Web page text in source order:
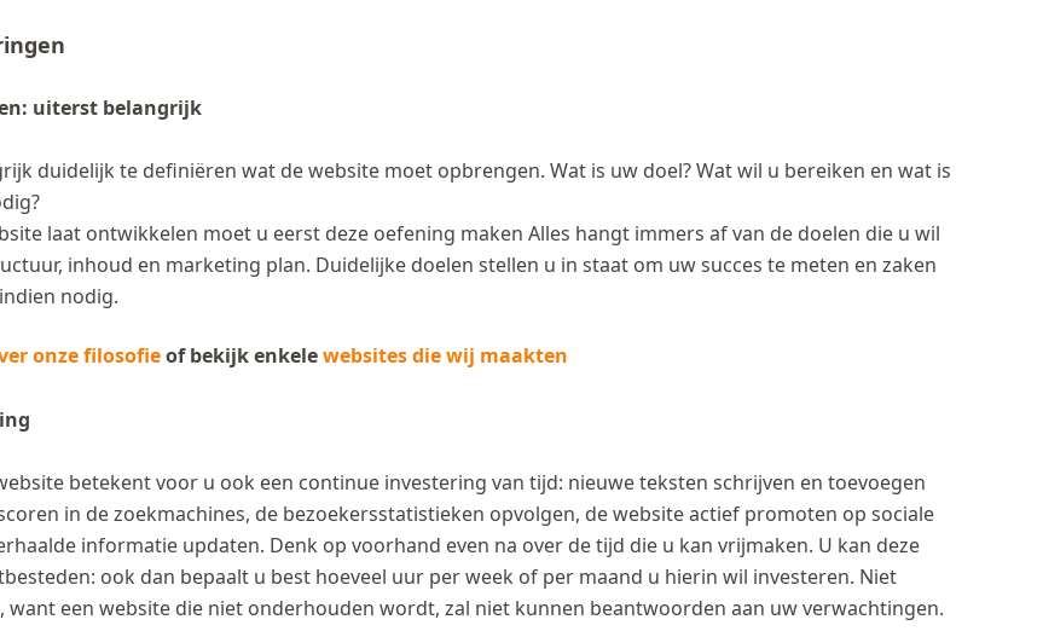
uiterst belangrijk
duidelijk te definiëren wat de website moet opbrengen. Wat is uw doel? Wat wil u bereiken en wat is
laat ontwikkelen moet u eerst deze oefening maken Alles hangt immers af van de doelen die u wil
inhoud en marketing plan. Duidelijke doelen stellen u in staat om uw succes te meten en zaken
nodig.
onze filosofieof bekijk enkelewebsites die wij maakten
betekent voor u ook een continue investering van tijd: nieuwe teksten schrijven en toevoegen
in de zoekmachines, de bezoekersstatistieken opvolgen, de website actief promoten op sociale
informatie updaten. Denk op voorhand even na over de tijd die u kan vrijmaken. U kan deze
ook dan bepaalt u best hoeveel uur per week of per maand u hierin wil investeren. Niet
want een website die niet onderhouden wordt, zal niet kunnen beantwoorden aan uw verwachtingen.